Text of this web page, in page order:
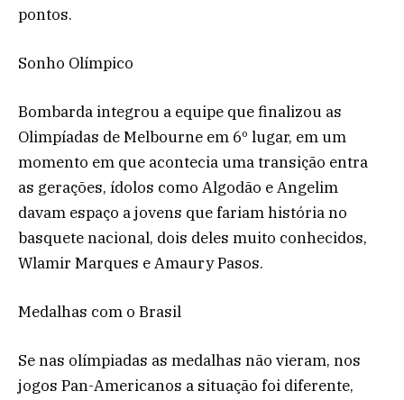
pontos.
Sonho Olímpico
Bombarda integrou a equipe que finalizou as
Olimpíadas de Melbourne em 6º lugar, em um
momento em que acontecia uma transição entra
as gerações, ídolos como Algodão e Angelim
davam espaço a jovens que fariam história no
basquete nacional, dois deles muito conhecidos,
Wlamir Marques e Amaury Pasos.
Medalhas com o Brasil
Se nas olímpiadas as medalhas não vieram, nos
jogos Pan-Americanos a situação foi diferente,